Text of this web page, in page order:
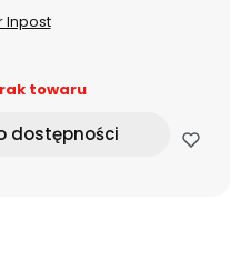
Inpost
towaru
dostępności